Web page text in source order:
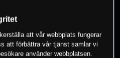
en position i detta
att vår webbplats fungerar
att förbättra vår tjänst samlar vi
använder webbplatsen.